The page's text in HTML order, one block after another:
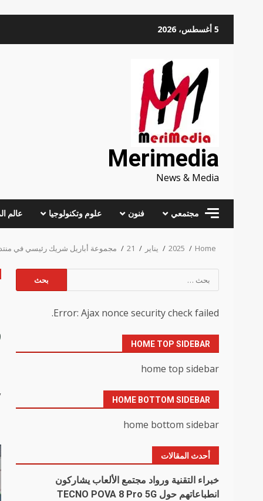
5 أغسطس، 2026
Merimedia
News & Media
مجتمعي فنون علوم وتكنولوجيا عالم
Home
2025 يناير 21 مجموعة أباريل شريك رئيسي في منتدى دائرة قادة التجزئة
عن:
Error: Ajax nonce security check failed.
HOME TOP SIDEBAR
home top sidebar
HOME BOTTOM SIDEBAR
home bottom sidebar
أحدث المقالات
خبراء التقنية ورواد مجتمع الألعاب يشاركون
انطباعاتهم حول TECNO POVA 8 Pro 5G